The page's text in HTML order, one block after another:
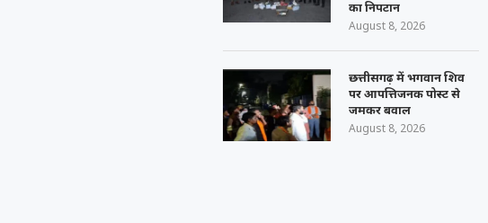
का निपटान
August 8, 2026
छत्तीसगढ़ में भगवान शिव
पर आपत्तिजनक पोस्ट से
जमकर बवाल
August 8, 2026